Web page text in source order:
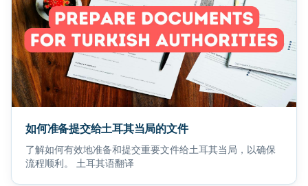
如何准备提交给土耳其当局的文件
了解如何有效地准备和提交重要文件给土耳其当局，以确保
流程顺利。 土耳其语翻译